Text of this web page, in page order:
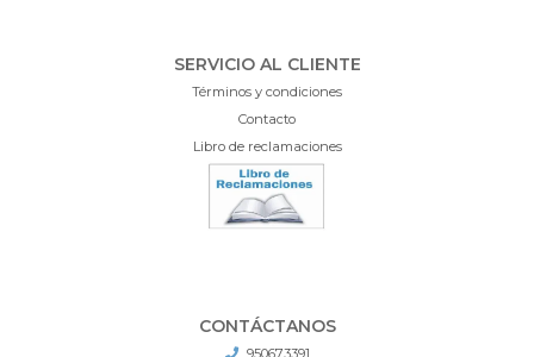
SERVICIO AL CLIENTE
Términos y condiciones
Contacto
Libro de reclamaciones
CONTÁCTANOS
950673391